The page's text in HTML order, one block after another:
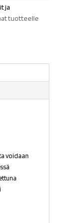
ja
tuotteelle
voidaan